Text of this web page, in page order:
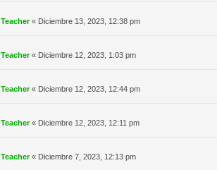
« Diciembre 13, 2023, 12:38 pm
« Diciembre 12, 2023, 1:03 pm
« Diciembre 12, 2023, 12:44 pm
« Diciembre 12, 2023, 12:11 pm
« Diciembre 7, 2023, 12:13 pm